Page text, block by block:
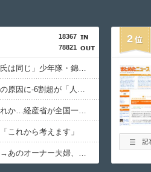
18367
78821
「ジャニーさんとつかこうへい氏は同じ」少年隊・錦織一清が明かすレジェンドの共通点と我流の演出論
株式投資、若年男性の自信喪失の原因に-6割超が「人生の敗者」自認
イオン爆発事故、原因はLPG漏れか…経産省が全国一斉点検
これから考えます」
「コンビニ、馬鹿にすんなよ」→あのオーナー夫婦、不起訴ｗｗｗｗｗｗｗｗｗ
2